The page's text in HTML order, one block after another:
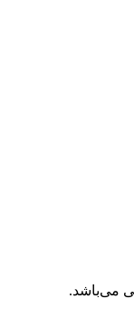
می‌باشد.